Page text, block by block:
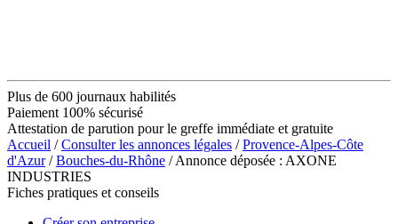
Plus de 600 journaux habilités
Paiement 100% sécurisé
Attestation de parution pour le greffe immédiate et gratuite
Accueil /Consulter les annonces légales /Provence-Alpes-Côte
d'Azur/Bouches-du-Rhône / Annonce déposée : AXONE
INDUSTRIES
Fiches pratiques et conseils